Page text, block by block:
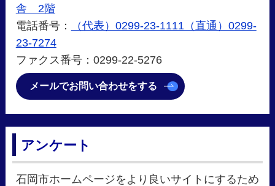
舎 2階
電話番号：
（代表）0299-23-1111（直通）0299-
23-7274
ファクス番号：0299-22-5276
メールでお問い合わせをする
アンケート
石岡市ホームページをより良いサイトにするため